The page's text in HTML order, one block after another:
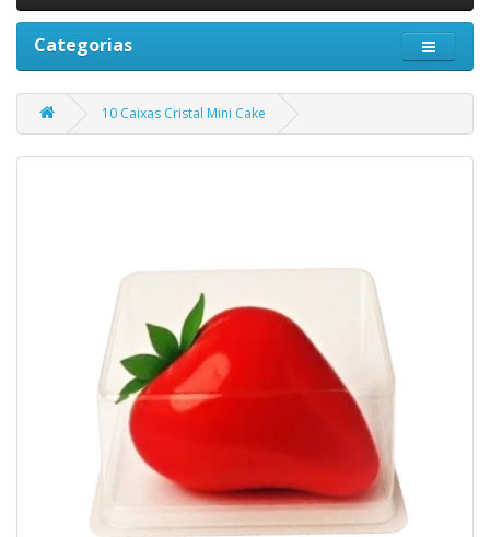
Categorias
10 Caixas Cristal Mini Cake